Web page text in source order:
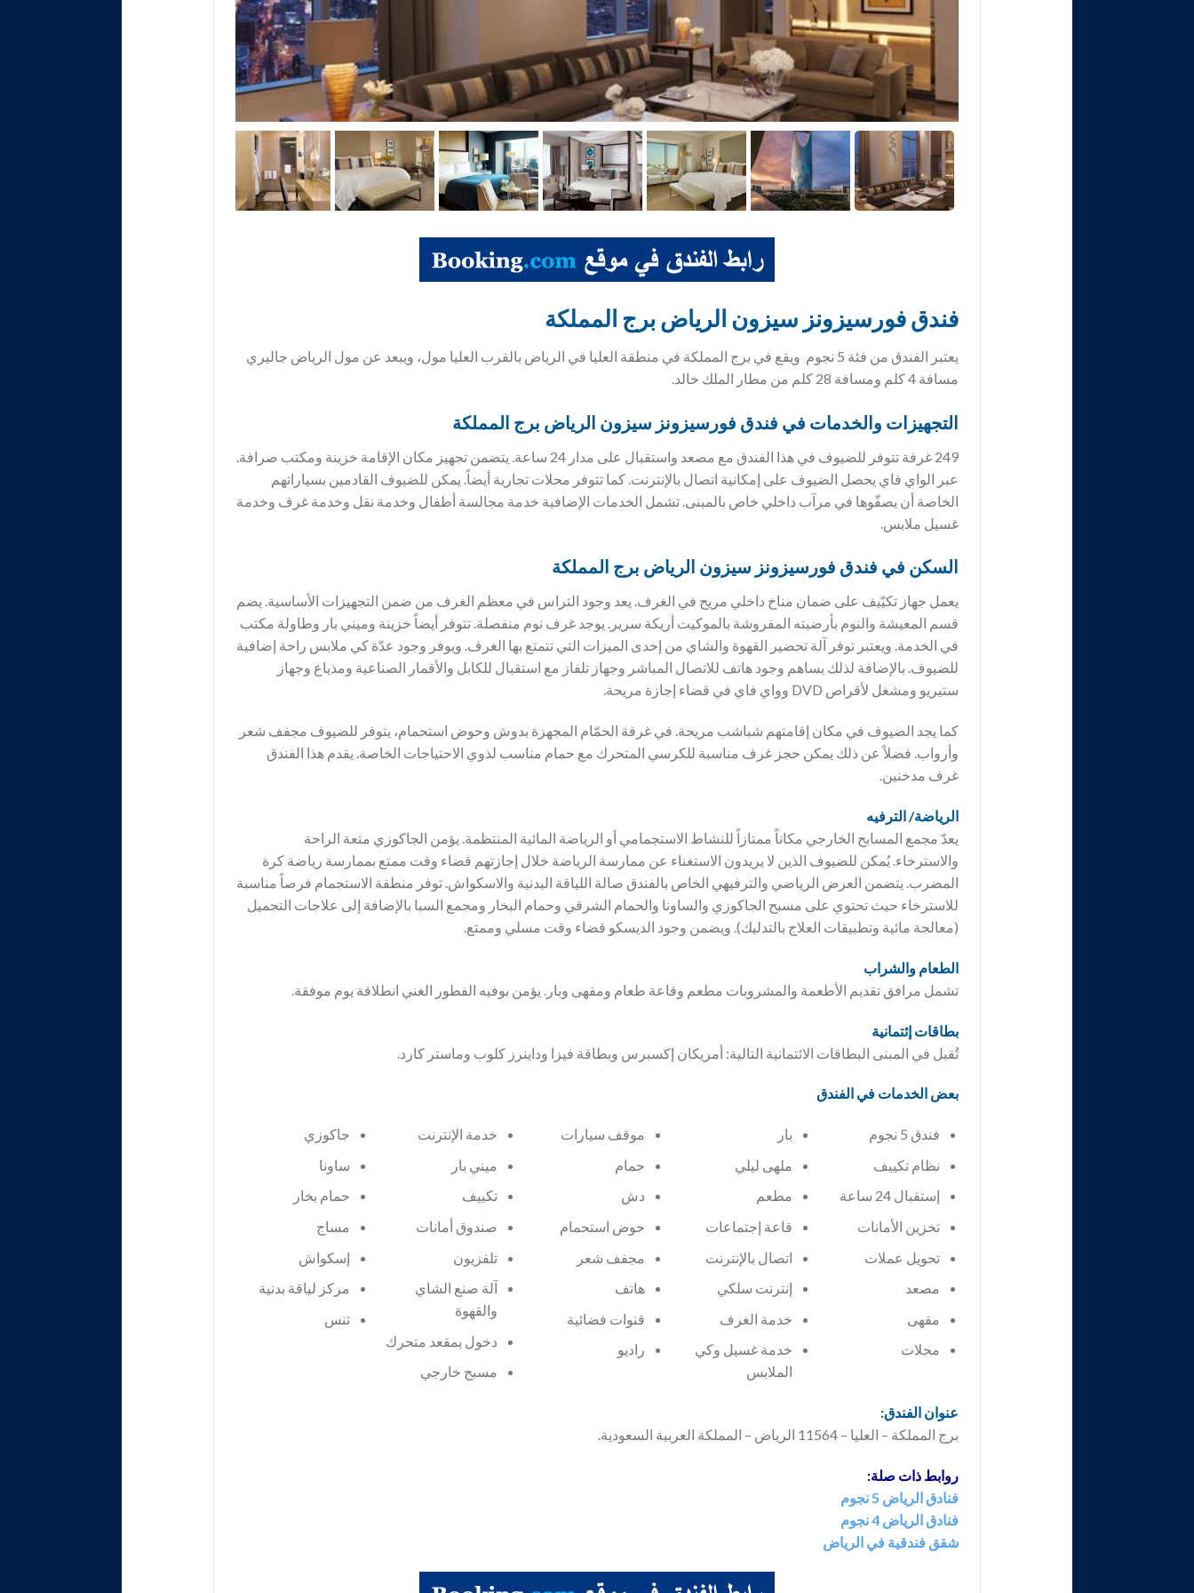
فندقفورسيزونز سيزون الرياض برج المملكة
يعتبر الفندق من فئة 5 نجوم ويقع في برج المملكة في منطقة العليا في الرياض بالقرب العليا مول، ويبعد عن مول الرياض جاليري
مسافة 4 كلم ومسافة 28 كلم من مطار الملك خالد.
التجهيزات والخدمات في فندق فورسيزونز سيزون الرياض برج المملكة
249 غرفة تتوفر للضيوف في هذا الفندق مع مصعد واستقبال على مدار 24 ساعة. يتضمن تجهيز مكان الإقامة خزينة ومكتب صرافة.
عبر الواي فاي يحصل الضيوف على إمكانية اتصال بالإنترنت. كما تتوفر محلات تجارية أيضاً. يمكن للضيوف القادمين بسياراتهم
الخاصة أن يصفّوها في مرآب داخلي خاص بالمبنى. تشمل الخدمات الإضافية خدمة مجالسة أطفال وخدمة نقل وخدمة غرف وخدمة
غسيل ملابس.
السكن في فندق فورسيزونز سيزون الرياض برج المملكة
يعمل جهاز تكيّيف على ضمان مناخ داخلي مريح في الغرف. يعد وجود التراس في معظم الغرف من ضمن التجهيزات الأساسية. يضم
قسم المعيشة والنوم بأرضيته المفروشة بالموكيت أريكة سرير. يوجد غرف نوم منفصلة. تتوفر أيضاً خزينة وميني بار وطاولة مكتب
في الخدمة. ويعتبر توفر آلة تحضير القهوة والشاي من إحدى الميزات التي تتمتع بها الغرف. ويوفر وجود عدّة كي ملابس راحة إضافية
للضيوف. بالإضافة لذلك يساهم وجود هاتف للاتصال المباشر وجهاز تلفاز مع استقبال للكابل والأقمار الصناعية ومذياع وجهاز
ستيريو ومشغل لأقراص DVD وواي فاي في قضاء إجازة مريحة.
كما يجد الضيوف في مكان إقامتهم شباشب مريحة. في غرفة الحمّام المجهزة بدوش وحوض استحمام، يتوفر للضيوف مجفف شعر
وأرواب. فضلاً عن ذلك يمكن حجز غرف مناسبة للكرسي المتحرك مع حمام مناسب لذوي الاحتياجات الخاصة. يقدم هذا الفندق
غرف مدخنين.
الرياضة/ الترفيه
يعدّ مجمع المسابح الخارجي مكاناً ممتازاً للنشاط الاستجمامي أو الرياضة المائية المنتظمة. يؤمن الجاكوزي متعة الراحة
والاسترخاء. يُمكن للضيوف الذين لا يريدون الاستغناء عن ممارسة الرياضة خلال إجازتهم قضاء وقت ممتع بممارسة رياضة كرة
المضرب. يتضمن العرض الرياضي والترفيهي الخاص بالفندق صالة اللياقة البدنية والاسكواش. توفر منطقة الاستجمام فرصاً مناسبة
للاسترخاء حيث تحتوي على مسبح الجاكوزي والساونا والحمام الشرقي وحمام البخار ومجمع السبا بالإضافة إلى علاجات التجميل
(معالجة مائية وتطبيقات العلاج بالتدليك). ويضمن وجود الديسكو قضاء وقت مسلي وممتع.
الطعام والشراب
تشمل مرافق تقديم الأطعمة والمشروبات مطعم وقاعة طعام ومقهى وبار. يؤمن بوفيه الفطور الغني انطلاقة يوم موفقة.
بطاقات إئتمانية
تُقبل في المبنى البطاقات الائتمانية التالية: أمريكان إكسبرس وبطاقة فيزا وداينرز كلوب وماستر كارد.
بعض الخدمات في الفندق
فندق 5 نجوم
إستقبال 24 ساعة
تخزين الأمانات
تحويل عملات
مصعد
مقهى
محلات
بار
ملهى ليلي
مطعم
قاعة إجتماعات
اتصال بالإنترنت
إنترنت سلكي
خدمة الغرف
خدمة غسيل وكي
الملابس
موقف سيارات
حمام
دش
حوض استحمام
مجفف شعر
هاتف
قنوات فضائية
راديو
خدمة الإنترنت
ميني بار
تكييف
صندوق أمانات
تلفزيون
آلة صنع الشاي
والقهوة
دخول بمقعد متحرك
مسبح خارجي
جاكوزي
ساونا
حمام بخار
مساج
إسكواش
مركز لياقة بدنية
تنس
عنوان الفندق:
برج المملكة – العليا – 11564 الرياض – المملكة العربية السعودية.
روابط ذات صلة:
فنادق الرياض 5 نجوم
فنادق الرياض 4 نجوم
شقق فندقية في الرياض